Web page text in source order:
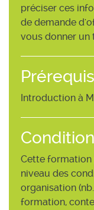
préciser ces
de demande
vous donner un
Prérequis
Introduction à
Cette formation
niveau des
organisation
formation,